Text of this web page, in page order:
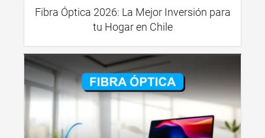
Fibra Óptica 2026: La Mejor Inversión para
tu Hogar en Chile